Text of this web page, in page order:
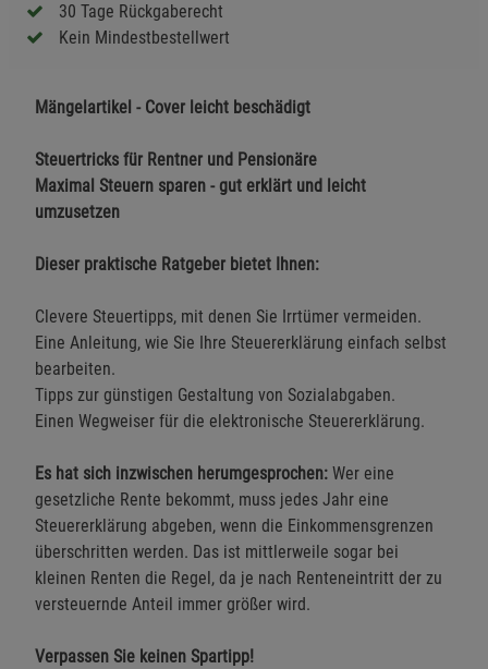
30 Tage Rückgaberecht
Kein Mindestbestellwert
Mängelartikel - Cover leicht beschädigt
Steuertricks für Rentner und Pensionäre
Maximal Steuern sparen - gut erklärt und leicht
umzusetzen
Dieser praktische Ratgeber bietet Ihnen:
Clevere Steuertipps, mit denen Sie Irrtümer vermeiden.
Eine Anleitung, wie Sie Ihre Steuererklärung einfach selbst
bearbeiten.
Tipps zur günstigen Gestaltung von Sozialabgaben.
Einen Wegweiser für die elektronische Steuererklärung.
Es hat sich inzwischen herumgesprochen: Wer eine
gesetzliche Rente bekommt, muss jedes Jahr eine
Steuererklärung abgeben, wenn die Einkommensgrenzen
überschritten werden. Das ist mittlerweile sogar bei
kleinen Renten die Regel, da je nach Renteneintritt der zu
versteuernde Anteil immer größer wird.
Verpassen Sie keinen Spartipp!